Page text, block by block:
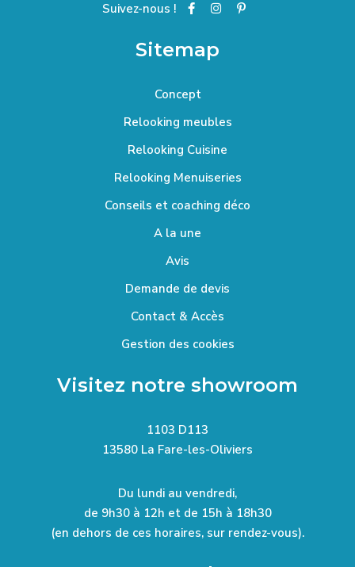
Suivez-nous !
Sitemap
Concept
Relooking meubles
Relooking Cuisine
Relooking Menuiseries
Conseils et coaching déco
A la une
Avis
Demande de devis
Contact & Accès
Gestion des cookies
Visitez notre showroom
1103 D113
13580 La Fare-les-Oliviers
Du lundi au vendredi,
de 9h30 à 12h et de 15h à 18h30
(en dehors de ces horaires, sur rendez-vous).